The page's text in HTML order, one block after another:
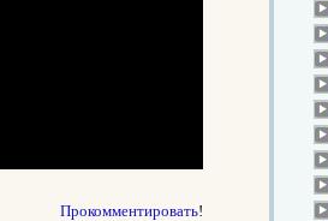
Прокомментировать!